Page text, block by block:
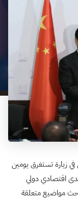
زيارة تستغرق يومين
اقتصادي دولي
مواضيع متعلقة